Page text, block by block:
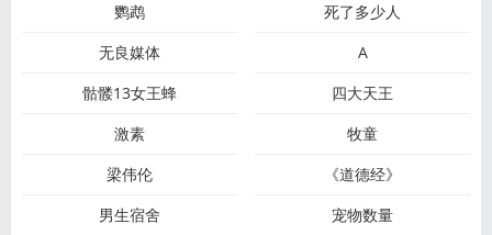
鹦鹉
死了多少人
无良媒体
A
骷髅13女王蜂
四大天王
激素
牧童
梁伟伦
《道德经》
男生宿舍
宠物数量